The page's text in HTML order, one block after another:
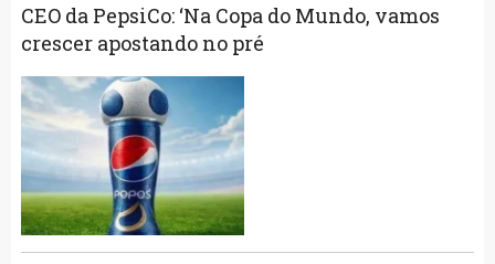
CEO da PepsiCo: ‘Na Copa do Mundo, vamos
crescer apostando no pré